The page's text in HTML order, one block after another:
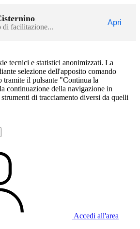
di facilitazione...
Apri
tecnici e statistici anonimizzati. La
selezione dell'apposito comando
tramite il pulsante "Continua la
continuazione della navigazione in
di tracciamento diversi da quelli
Accedi all'area